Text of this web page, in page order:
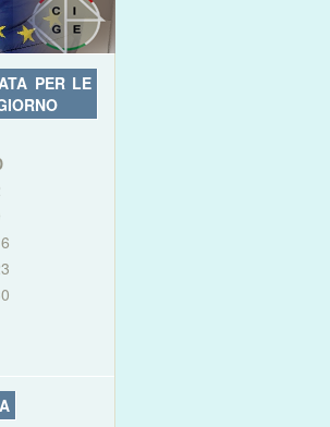
PER LE